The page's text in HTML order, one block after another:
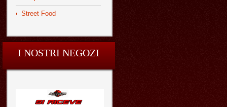
Street Food
I NOSTRI NEGOZI